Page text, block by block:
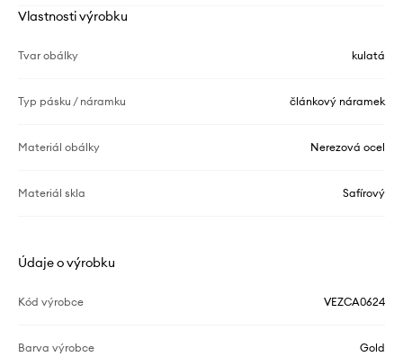
Vlastnosti výrobku
Tvar obálky kulatá
Typ pásku / náramku článkový náramek
Materiál obálky Nerezová ocel
Materiál skla Safírový
Údaje o výrobku
Kód výrobce VEZCA0624
Barva výrobce Gold